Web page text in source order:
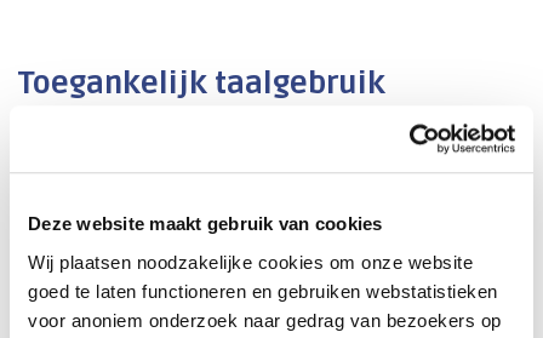
Deze website maakt gebruik van cookies
Wij plaatsen noodzakelijke cookies om onze website
goed te laten functioneren en gebruiken webstatistieken
voor anoniem onderzoek naar gedrag van bezoekers op
Toegankelijk taalgebruik
wordt steeds meer aangeboden in
eenvoudig Nederlands (B1). Dit maakt de informatie
maken van de websites en de kwaliteitsinformatie.
Zorginstellingen hebben ook de mogelijkheid om hun
cijfers toe te lichten, en daarmee patiënten meer
context en uitleg bij de cijfers te geven.